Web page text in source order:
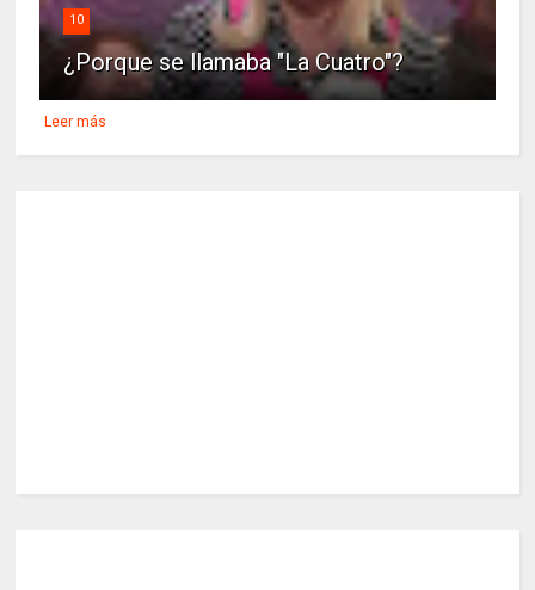
10
¿Porque se llamaba "La Cuatro"?
Leer más